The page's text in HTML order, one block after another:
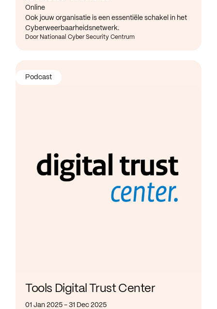
Online
Ook jouw organisatie is een essentiële schakel in het
Cyberweerbaarheidsnetwerk.
Door Nationaal Cyber Security Centrum
Tools Digital Trust Center
01 Jan 2025 - 31 Dec 2025
Podcast